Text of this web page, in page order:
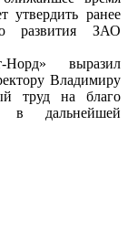
утвердить ранее
развития ЗАО
выразил
Владимиру
труд на благо
в дальнейшей